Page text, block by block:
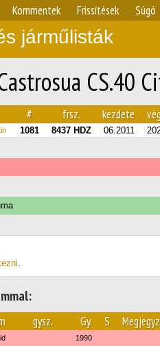
Kommentek Frissítések Súgó
járműlisták
CS.40
# frsz. kezdete
1081 8437 HDZ 06.2011
.
gysz. Gy. S
1990